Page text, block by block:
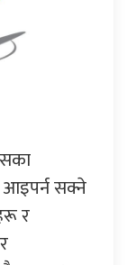
आइपर्न सक्ने
र